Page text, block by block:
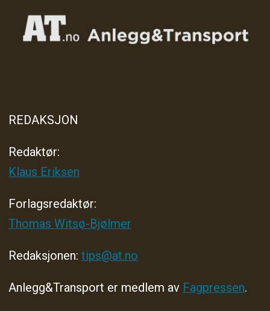
REDAKSJON
Redaktør:
Klaus Eriksen
Forlagsredaktør:
Thomas Witsø-Bjølmer
Redaksjonen: tips@at.no
Anlegg&Transport er medlem av Fagpressen.